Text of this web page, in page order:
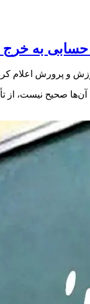
به خرج
امروز ارزیابی ۹۹ هزار و
آن‌ها صحیح نیست،